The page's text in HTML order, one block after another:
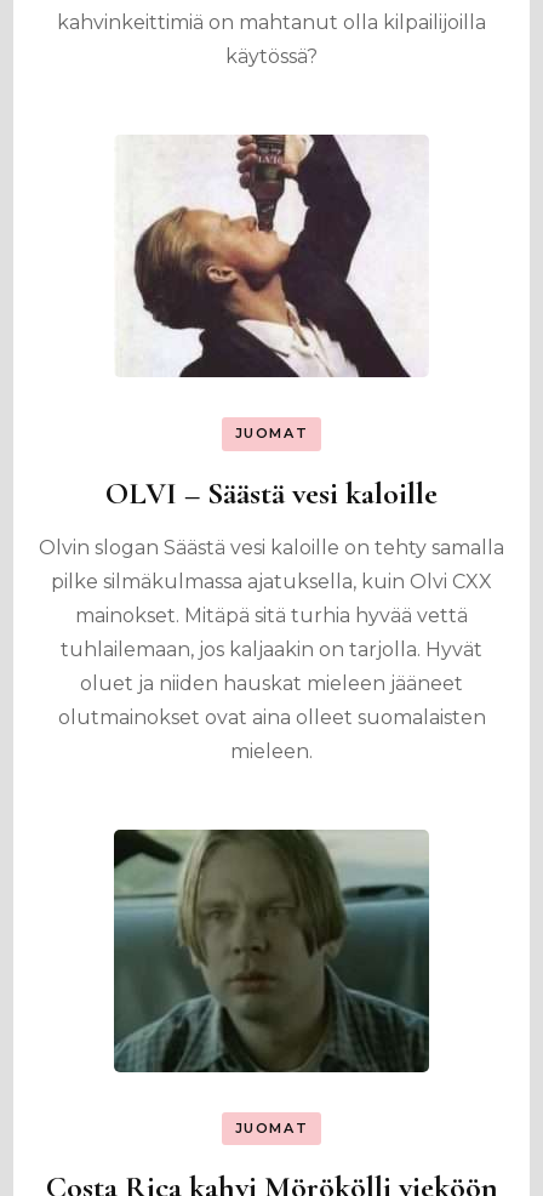
kahvinkeittimiä on mahtanut olla kilpailijoilla
käytössä?
JUOMAT
OLVI – Säästä vesi kaloille
Olvin slogan Säästä vesi kaloille on tehty samalla
pilke silmäkulmassa ajatuksella, kuin Olvi CXX
mainokset. Mitäpä sitä turhia hyvää vettä
tuhlailemaan, jos kaljaakin on tarjolla. Hyvät
oluet ja niiden hauskat mieleen jääneet
olutmainokset ovat aina olleet suomalaisten
mieleen.
JUOMAT
Costa Rica kahvi Mörökölli vieköön